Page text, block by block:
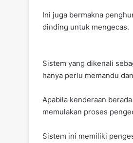
Ini juga bermakna
dinding untuk mengecas.
Sistem yang dikenali
hanya perlu memandu
Apabila kenderaan
memulakan proses
Sistem ini memiliki